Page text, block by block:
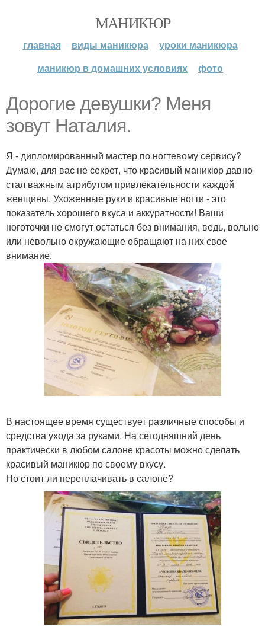
МАНИКЮР
главная виды маникюра
уроки маникюра
маникюр в домашних условиях
фото
Дорогие девушки? Меня
зовут Наталия.
Я - дипломированный мастер по ногтевому сервису?
Думаю, для вас не секрет, что красивый маникюр давно
стал важным атрибутом привлекательности каждой
женщины. Ухоженные руки и красивые ногти - это
показатель хорошего вкуса и аккуратности! Ваши
ноготочки не смогут остаться без внимания, ведь, вольно
или невольно окружающие обращают на них свое
внимание.
В настоящее время существует различные способы и
средства ухода за руками. На сегодняшний день
практически в любом салоне красоты можно сделать
красивый маникюр по своему вкусу.
Но стоит ли переплачивать в салоне?